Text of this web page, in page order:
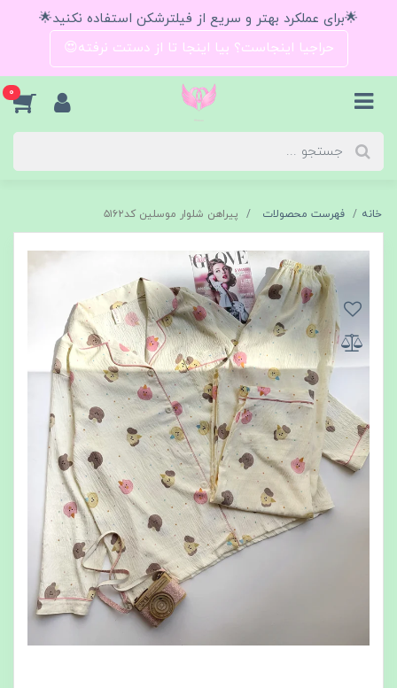
🌟برای عملکرد بهتر و سریع از فیلترشکن استفاده نکنید🌟
حراجیا اینجاست؟ بیا اینجا تا از دستت نرفته😍
0
خانه فهرست محصولات پیراهن شلوار موسلین کد۵۱۶۲